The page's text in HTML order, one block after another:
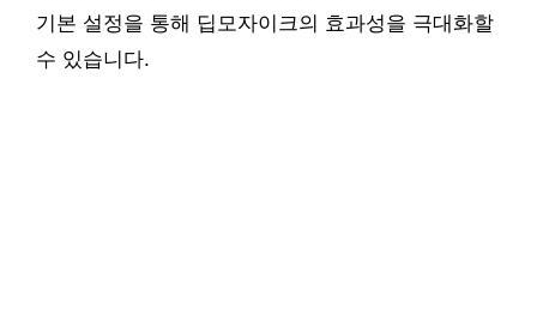
기본 설정을 통해 딥모자이크의 효과성을 극대화할
수 있습니다.